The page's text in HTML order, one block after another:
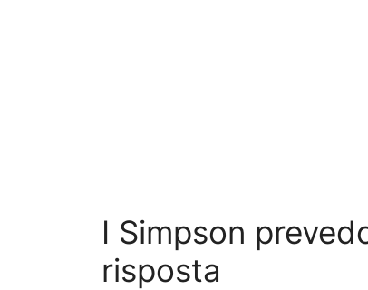
I Simpson
risposta